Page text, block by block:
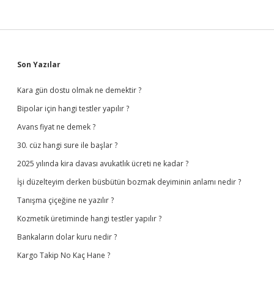
Sidebar
Son Yazılar
Kara gün dostu olmak ne demektir ?
Bipolar için hangi testler yapılır ?
Avans fiyat ne demek ?
30. cüz hangi sure ile başlar ?
2025 yılında kira davası avukatlık ücreti ne kadar ?
İşi düzelteyim derken büsbütün bozmak deyiminin anlamı nedir ?
Tanışma çiçeğine ne yazılır ?
Kozmetik üretiminde hangi testler yapılır ?
Bankaların dolar kuru nedir ?
Kargo Takip No Kaç Hane ?